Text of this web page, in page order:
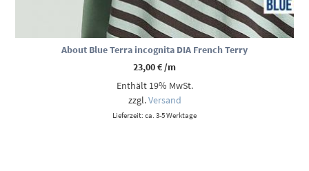
About Blue Terra incognita DIA French Terry
23,00€/m
Enthält 19% MwSt.
zzgl.Versand
Lieferzeit: ca. 3-5 Werktage